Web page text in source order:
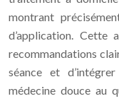
montrant
d’application. Cette
recommandations
séance et
médecine douce au